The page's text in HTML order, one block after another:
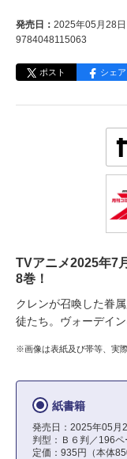
発売日： 2025年05月28日
9784048115063
ポスト シェア
TVアニメ2025年7
8巻！
クレンが召喚した眷
徒たち。ヴォーデイ
※画像は表紙及び帯等、実
紙書籍
発売日：2025年05月
判型：Ｂ６判／196ペ
定価：935円（本体